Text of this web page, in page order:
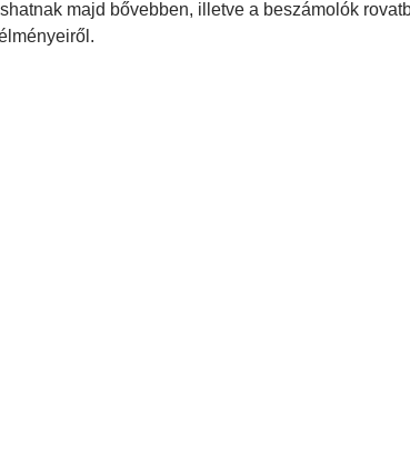
majd bővebben, illetve a beszámolók